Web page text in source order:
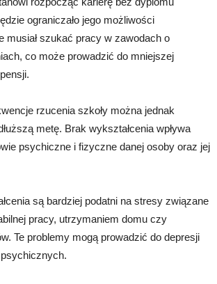
ograniczało jego możliwości
musiał szukać pracy w zawodach o
co może prowadzić do mniejszej
rzucenia szkoły można jednak
metę. Brak wykształcenia wpływa
psychiczne i fizyczne danej osoby oraz jej
są bardziej podatni na stresy związane
pracy, utrzymaniem domu czy
Te problemy mogą prowadzić do depresji